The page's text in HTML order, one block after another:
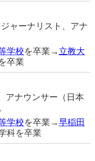
ャーナリスト、アナ
学校を卒業→ 立教大
卒業
アナウンサー（日本
学校を卒業→早稲田
科を卒業